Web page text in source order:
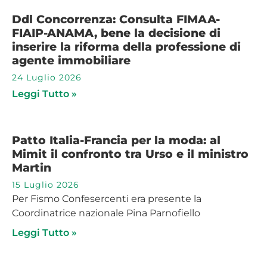
Ddl Concorrenza: Consulta FIMAA-
FIAIP-ANAMA, bene la decisione di
inserire la riforma della professione di
agente immobiliare
24 Luglio 2026
Leggi Tutto »
Patto Italia-Francia per la moda: al
Mimit il confronto tra Urso e il ministro
Martin
15 Luglio 2026
Per Fismo Confesercenti era presente la
Coordinatrice nazionale Pina Parnofiello
Leggi Tutto »